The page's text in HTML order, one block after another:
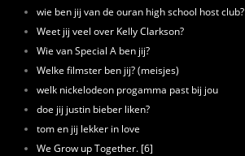
wie ben jij van de ouran high school host club?
Weet jij veel over Kelly Clarkson?
Wie van Special A ben jij?
Welke filmster ben jij? (meisjes)
welk nickelodeon progamma past bij jou
doe jij justin bieber liken?
tom en jij lekker in love
We Grow up Together. [6]